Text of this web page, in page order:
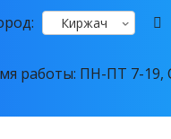
Киржач
работы: ПН-ПТ 7-19,